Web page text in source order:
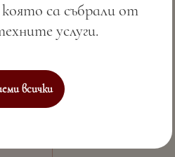
& СПА
са събрали от
услуги.
всички